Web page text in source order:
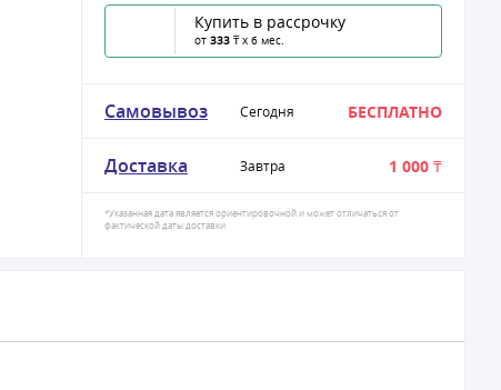
Купить в рассрочку
от 333 ₸ x 6 мес.
Самовывоз Сегодня БЕСПЛАТНО
Доставка Завтра 1 000 ₸
*Указанная дата является ориентировочной и может отличаться от
фактической даты доставки